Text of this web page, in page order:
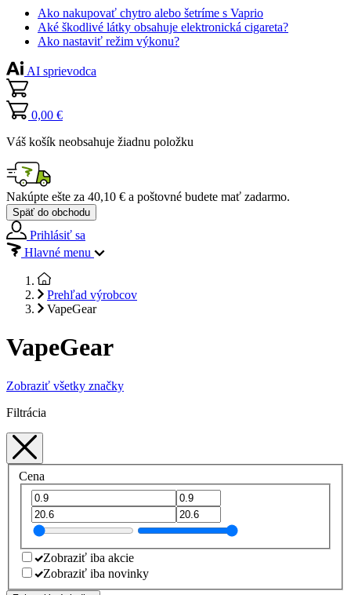
Ako nakupovať chytro alebo šetríme s Vaprio
Aké škodlivé látky obsahuje elektronická cigareta?
Ako nastaviť režim výkonu?
AI sprievodca
0,00 €
Váš košík neobsahuje žiadnu položku
Nakúpte ešte za 40,10 € a poštovné budete mať zadarmo.
Späť do obchodu
Prihlásiť sa
Hlavné menu
Prehľad výrobcov
VapeGear
VapeGear
Zobraziť všetky značky
Filtrácia
Cena
Zobraziť iba akcie
Zobraziť iba novinky